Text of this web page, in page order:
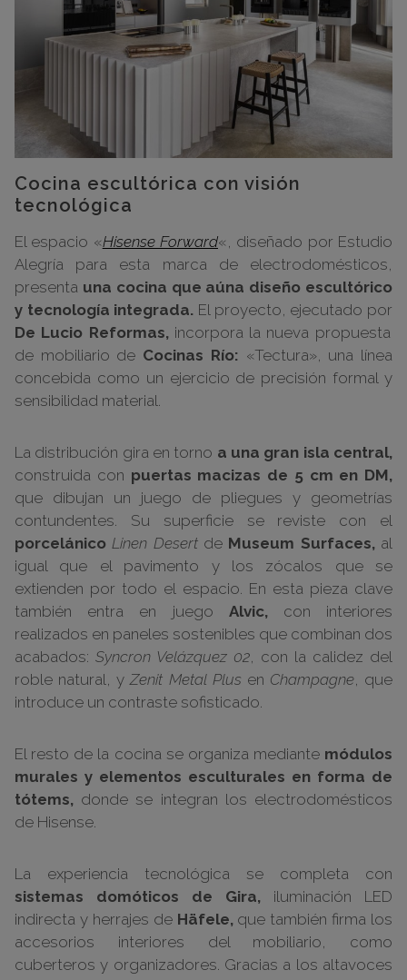
Cocina escultórica con visión
tecnológica
El espacio «Hisense Forward«, diseñado por Estudio
Alegría para esta marca de electrodomésticos,
presenta una cocina que aúna diseño escultórico
y tecnología integrada. El proyecto, ejecutado por
De Lucio Reformas,incorpora la nueva propuesta
de mobiliario de Cocinas Río: «Tectura», una línea
concebida como un ejercicio de precisión formal y
sensibilidad material.
La distribución gira en torno a una gran isla central,
construida con puertas macizas de 5 cm en DM,
que dibujan un juego de pliegues y geometrías
contundentes. Su superficie se reviste con el
porcelánico Linen Desertde Museum Surfaces,al
igual que el pavimento y los zócalos que se
extienden por todo el espacio. En esta pieza clave
también entra en juego Alvic,con interiores
realizados en paneles sostenibles que combinan dos
acabados: Syncron Velázquez 02, con la calidez del
roble natural, yZenit Metal Plus en Champagne, que
introduce un contraste sofisticado.
El resto de la cocina se organiza mediante módulos
murales y elementos esculturales en forma de
tótems, donde se integran los electrodomésticos
de Hisense.
La experiencia tecnológica se completa con
sistemas domóticos de Gira, iluminación LED
indirecta y herrajes de Häfele,que también firma los
accesorios interiores del mobiliario, como
cuberteros y organizadores. Gracias a los altavoces